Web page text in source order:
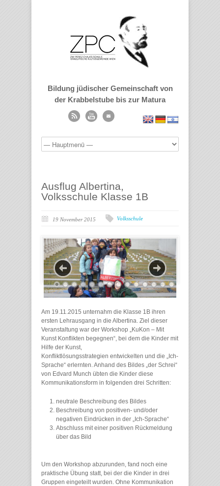
Bildung jüdischer Gemeinschaft von
der Krabbelstube bis zur Matura
Ausflug Albertina,
Volksschule Klasse 1B
19 November 2015 Volksschule
Am 19.11.2015 unternahm die Klasse 1B ihren
ersten Lehrausgang in die Albertina. Ziel dieser
Veranstaltung war der Workshop „KuKon – Mit
Kunst Konflikten begegnen“, bei dem die Kinder mit
Hilfe der Kunst,
Konfliktlösungsstrategien entwickelten und die „Ich-
Sprache“ erlernten. Anhand des Bildes „der Schrei“
von Edvard Munch übten die Kinder diese
Kommunikationsform in folgenden drei Schritten:
neutrale Beschreibung des Bildes
Beschreibung von positiven- und/oder
negativen Eindrücken in der „Ich-Sprache“
Abschluss mit einer positiven Rückmeldung
über das Bild
Um den Workshop abzurunden, fand noch eine
praktische Übung statt, bei der die Kinder in drei
Gruppen eingeteilt wurden. Ohne Kommunikation